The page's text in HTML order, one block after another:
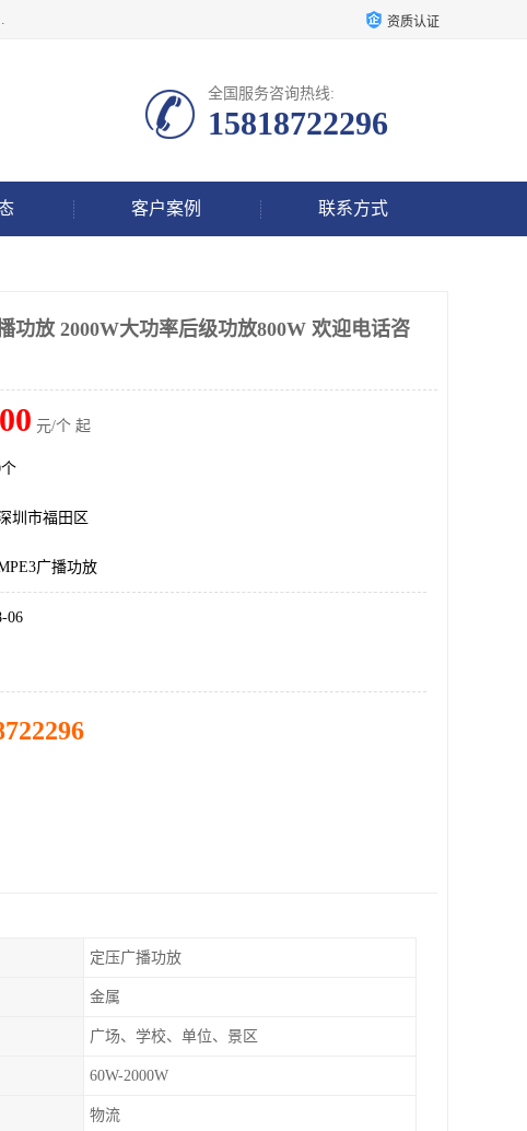
验，引航广播行业的迅猛发展，使产品能够适应时代技术发展的需要。 资质认证
全国服务咨询热线:
15818722296
客户案例 联系方式
功放 2000W大功率后级功放800W 欢迎电话咨
元/个 起
圳市福田区
广播功放
06
定压广播功放
金属
广场、学校、单位、景区
60W-2000W
物流